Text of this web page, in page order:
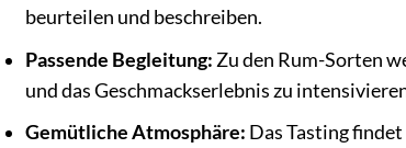
beurteilen und beschreiben.
Passende Begleitung: Zu den Rum-Sorten
und das Geschmackserlebnis zu
Gemütliche Atmosphäre: Das Tasting